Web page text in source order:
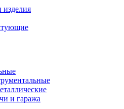
изделия
и гаража